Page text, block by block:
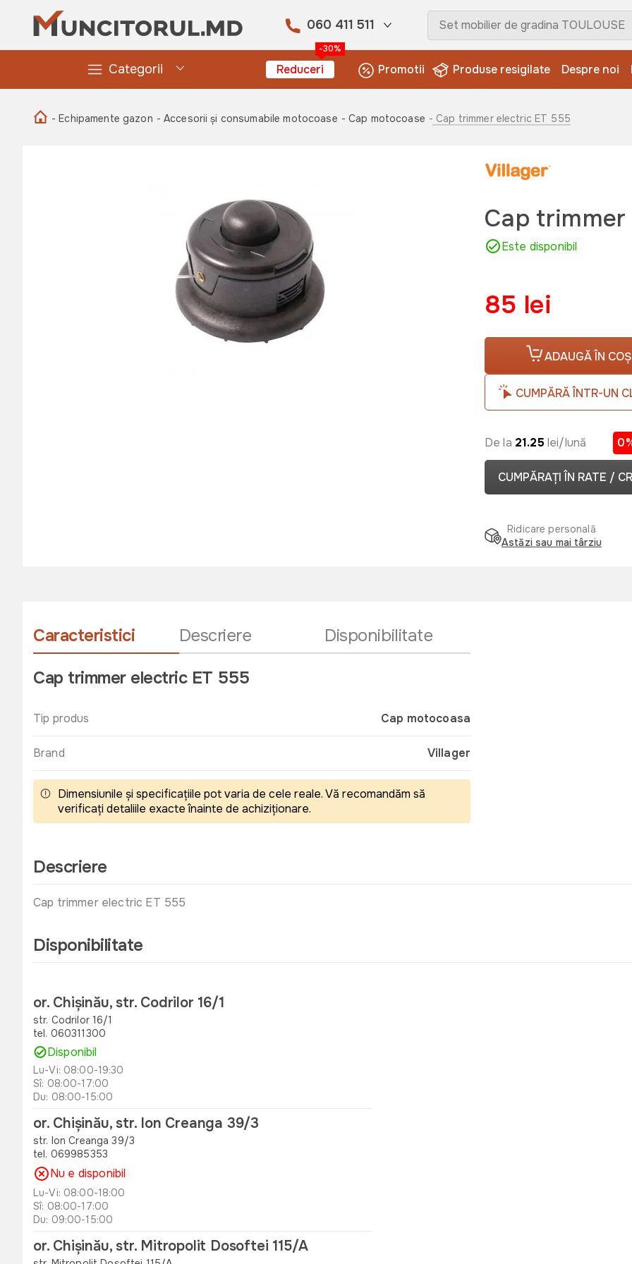
060 411 511
Categorii
-30%
Reduceri Promotii Produse resigilate Despre noi
- Echipamente gazon - Accesorii și consumabile motocoase - Cap motocoase - Cap trimmer electric ET 555
Cap
Este disponibil
85 lei
ADAUGĂ ÎN COȘ
CUMPĂRĂ ÎNTR-UN
De la 21.25 lei/lună
CUMPĂRAȚI ÎN RATE /
Ridicare personală
Astăzi sau mai târziu
Caracteristici Descriere
Disponibilitate
Cap trimmer electric ET 555
Tip produs Cap motocoasa
Brand Villager
Dimensiunile și specificațiile pot varia de cele reale. Vă recomandăm să
verificați detaliile exacte înainte de achiziționare.
Descriere
Cap trimmer electric ET 555
Disponibilitate
or. Chișinău, str. Codrilor 16/1
str. Codrilor 16/1
tel. 060311300
Disponibil
Lu-Vi: 08:00-19:30
Sî: 08:00-17:00
Du: 08:00-15:00
or. Chișinău, str. Ion Creanga 39/3
str. Ion Creanga 39/3
tel. 069985353
Nu e disponibil
Lu-Vi: 08:00-18:00
Sî: 08:00-17:00
Du: 09:00-15:00
or. Chișinău, str. Mitropolit Dosoftei 115/A